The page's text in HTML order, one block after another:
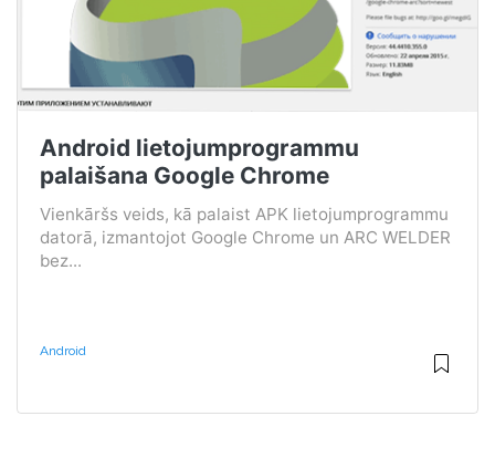
Android lietojumprogrammu
palaišana Google Chrome
Vienkāršs veids, kā palaist APK lietojumprogrammu
datorā, izmantojot Google Chrome un ARC WELDER
bez...
Android